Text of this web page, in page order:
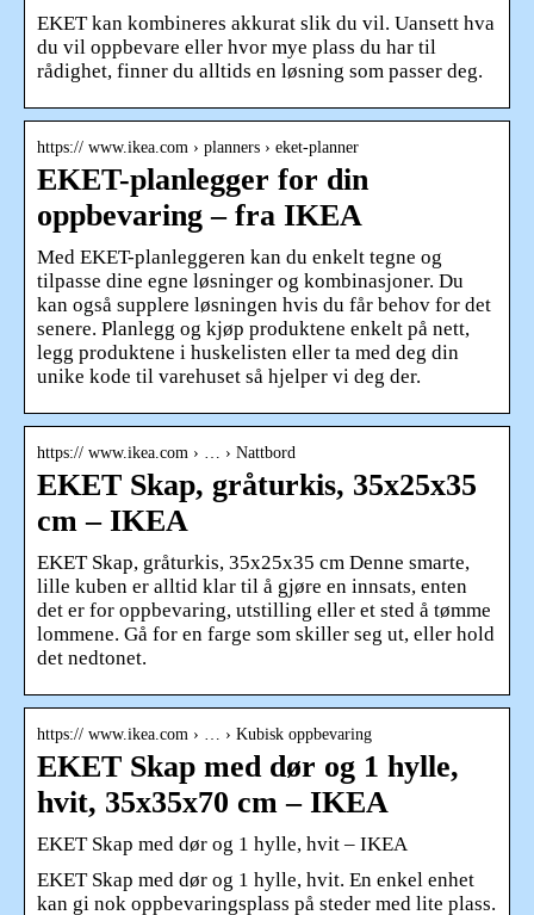
EKET kan kombineres akkurat slik du vil. Uansett hva
du vil oppbevare eller hvor mye plass du har til
rådighet, finner du alltids en løsning som passer deg.
https:// www.ikea.com › planners › eket-planner
EKET-planlegger for din
oppbevaring – fra IKEA
Med EKET-planleggeren kan du enkelt tegne og
tilpasse dine egne løsninger og kombinasjoner. Du
kan også supplere løsningen hvis du får behov for det
senere. Planlegg og kjøp produktene enkelt på nett,
legg produktene i huskelisten eller ta med deg din
unike kode til varehuset så hjelper vi deg der.
https:// www.ikea.com › … › Nattbord
EKET Skap, gråturkis, 35x25x35
cm – IKEA
EKET Skap, gråturkis, 35x25x35 cm Denne smarte,
lille kuben er alltid klar til å gjøre en innsats, enten
det er for oppbevaring, utstilling eller et sted å tømme
lommene. Gå for en farge som skiller seg ut, eller hold
det nedtonet.
https:// www.ikea.com › … › Kubisk oppbevaring
EKET Skap med dør og 1 hylle,
hvit, 35x35x70 cm – IKEA
EKET Skap med dør og 1 hylle, hvit – IKEA
EKET Skap med dør og 1 hylle, hvit. En enkel enhet
kan gi nok oppbevaringsplass på steder med lite plass.